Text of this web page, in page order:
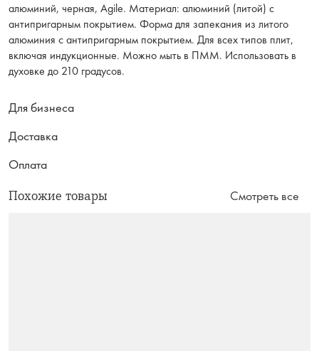
алюминий, черная, Agile. Материал: алюминий (литой) с
антипригарным покрытием. Форма для запекания из литого
алюминия с антипригарным покрытием. Для всех типов плит,
включая индукционные. Можно мыть в ПММ. Использовать в
духовке до 210 градусов.
Для бизнеса
Доставка
Оплата
Похожие товары Смотреть все